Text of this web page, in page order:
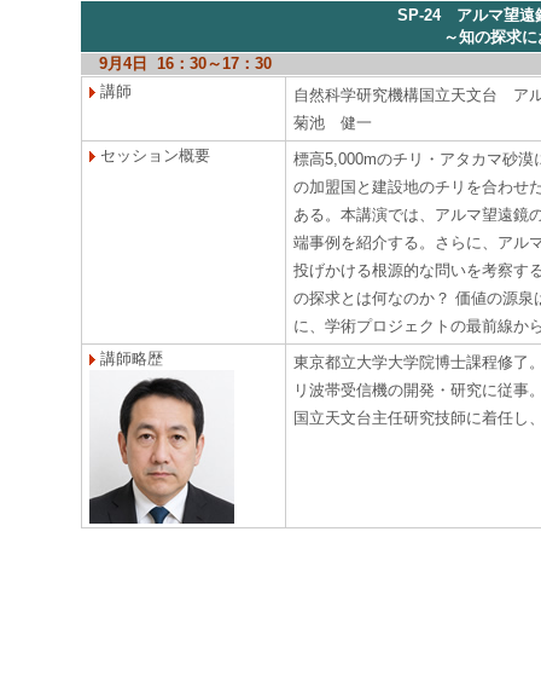
SP-24 アルマ望遠
～知の探求
9月4日 16：30～17：30
講師
自然科学研究機構国立天文台 ア
菊池 健一
セッション概要
標高5,000mのチリ・アタカマ砂
の加盟国と建設地のチリを合わせ
ある。本講演では、アルマ望遠鏡
端事例を紹介する。さらに、アル
投げかける根源的な問いを考察す
の探求とは何なのか？ 価値の源
に、学術プロジェクトの最前線か
講師略歴
東京都立大学大学院博士課程修了
リ波帯受信機の開発・研究に従事
国立天文台主任研究技師に着任し